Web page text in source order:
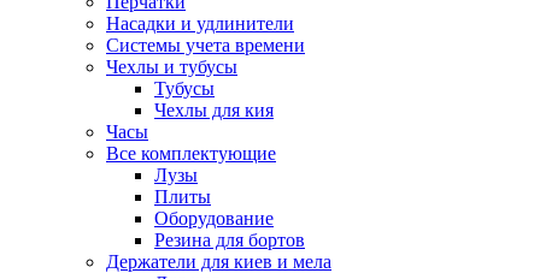
Насадки и удлинители
Системы учета времени
Чехлы и тубусы
Тубусы
Чехлы для кия
Часы
Все комплектующие
Лузы
Плиты
Оборудование
Резина для бортов
Держатели для киев и мела